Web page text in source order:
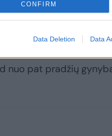
CONFIRM
Data Deletion Data
taip pat kilo įtampų
Dovilės
yra susvyravęs.
nuo pat pradžių